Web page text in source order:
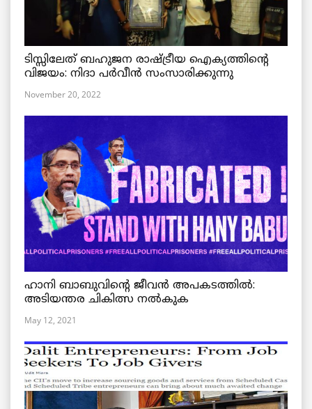
ടിസ്സിലേത് ബഹുജന രാഷ്ട്രീയ ഐക്യത്തിന്റെ
വിജയം: നിദാ പർവീൻ സംസാരിക്കുന്നു
November 20, 2022
ഹാനി ബാബുവിന്റെ ജീവൻ അപകടത്തിൽ:
അടിയന്തര ചികിത്സ നൽകുക
May 12, 2021